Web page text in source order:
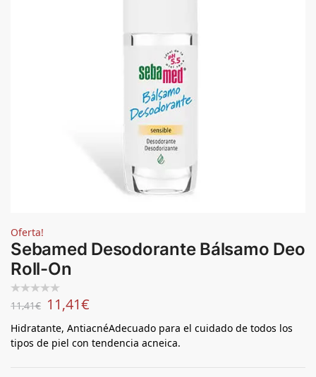
Oferta!
Sebamed Desodorante Bálsamo Deo
Roll-On
11,41€ 11,41€
Hidratante, AntiacnéAdecuado para el cuidado de todos los
tipos de piel con tendencia acneica.